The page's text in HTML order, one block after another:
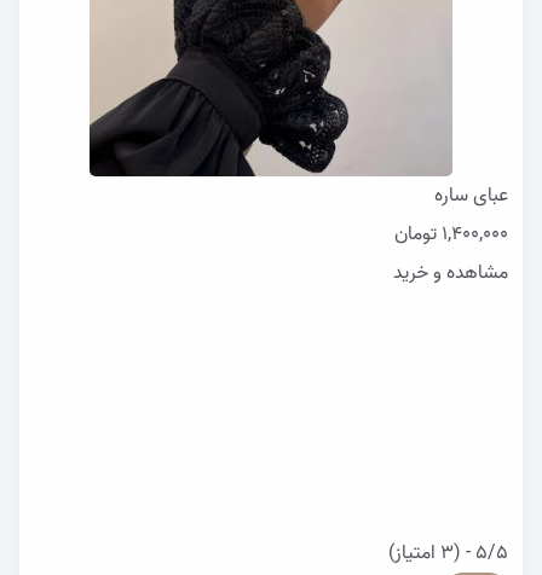
عبای ساره
1,400,000تومان
مشاهده و خرید
5/5 - (3 امتیاز)